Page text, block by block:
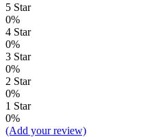
5 Star
0%
4 Star
0%
3 Star
0%
2 Star
0%
1 Star
0%
(Add your review)